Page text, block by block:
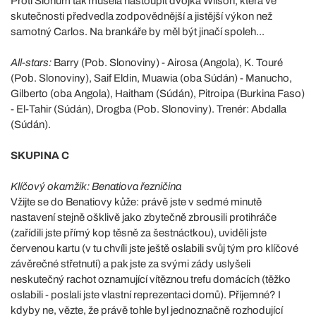
skutečnosti předvedla zodpovědnější a jistější výkon než
samotný Carlos. Na brankáře by měl být jinačí spoleh...
All-stars: Barry (Pob. Slonoviny) - Airosa (Angola), K. Touré
(Pob. Slonoviny), Saif Eldin, Muawia (oba Súdán) - Manucho,
Gilberto (oba Angola), Haitham (Súdán), Pitroipa (Burkina Faso)
- El-Tahir (Súdán), Drogba (Pob. Slonoviny). Trenér: Abdalla
(Súdán).
SKUPINA C
Klíčový okamžik: Benatiova řezničina
Vžijte se do Benatiovy kůže: právě jste v sedmé minutě
nastavení stejně ošklivě jako zbytečně zbrousili protihráče
(zařídili jste přímý kop těsně za šestnáctkou), uviděli jste
červenou kartu (v tu chvíli jste ještě oslabili svůj tým pro klíčové
závěrečné střetnutí) a pak jste za svými zády uslyšeli
neskutečný rachot oznamující vítěznou trefu domácích (těžko
oslabili - poslali jste vlastní reprezentaci domů). Příjemné? I
kdyby ne, vězte, že právě tohle byl jednoznačně rozhodující